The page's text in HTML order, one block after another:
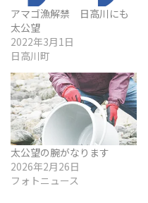
アマゴ漁解禁 日高川にも
太公望
2022年3月1日
日高川町
太公望の腕がなります
2026年2月26日
フォトニュース